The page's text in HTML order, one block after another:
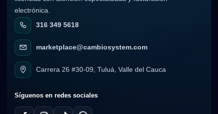
electrónica.
316 349 5618
marketplace@cambiosystem.com
Carrera 26 #30-09, Tuluá, Valle del Cauca
Síguenos en redes sociales